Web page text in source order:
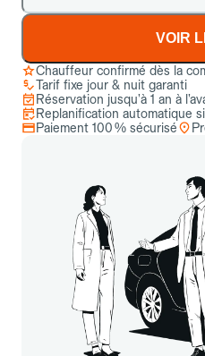
VOIR
Chauffeur confirmé dès la
Tarif fixe jour & nuit garanti
Réservation jusqu’à 1 an à
Replanification automatique
Paiement 100 % sécurisé